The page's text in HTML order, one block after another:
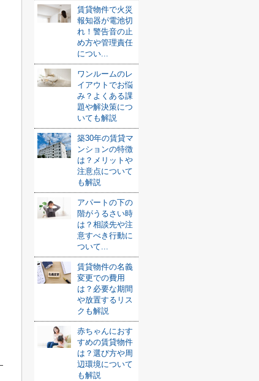
賃貸物件で火災
報知器が電池切
れ！警告音の止
め方や管理責任
につい...
ワンルームのレ
イアウトでお悩
み？よくある課
題や解決策につ
いても解説
築30年の賃貸マ
ンションの特徴
は？メリットや
注意点について
も解説
アパートの下の
階がうるさい時
は？相談先や注
意すべき行動に
ついて...
賃貸物件の名義
変更での費用
は？必要な期間
や放置するリス
クも解説
赤ちゃんにおす
すめの賃貸物件
は？選び方や周
辺環境について
も解説